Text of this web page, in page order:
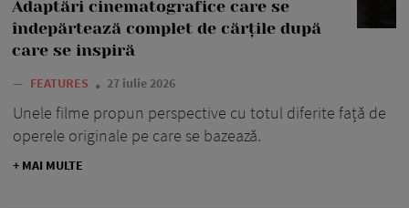
Adaptări cinematografice care se
îndepărtează complet de cărțile după
care se inspiră
— FEATURES 27 iulie 2026
Unele filme propun perspective cu totul diferite față de
operele originale pe care se bazează.
+ MAI MULTE